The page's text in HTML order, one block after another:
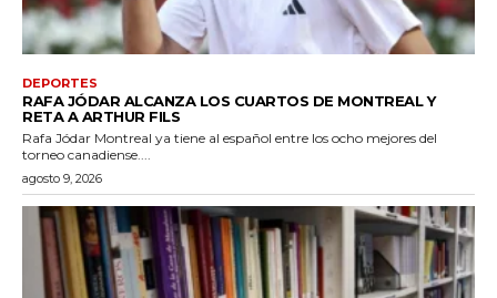
DEPORTES
RAFA JÓDAR ALCANZA LOS CUARTOS DE MONTREAL Y
RETA A ARTHUR FILS
Rafa Jódar Montreal ya tiene al español entre los ocho mejores del
torneo canadiense....
agosto 9, 2026